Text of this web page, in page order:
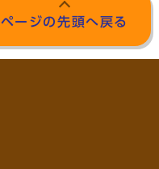
ページの先頭へ戻る